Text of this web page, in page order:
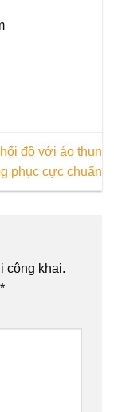
đồ với áo thun
phục cực chuẩn
công khai.
*